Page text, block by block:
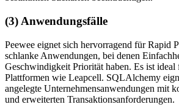
(3) Anwendungsfälle
Peewee eignet sich hervorragend für Rapid
schlanke Anwendungen, bei denen
Geschwindigkeit Priorität haben. Es ist
Plattformen wie Leapcell. SQLAlchemy
angelegte Unternehmensanwendungen mit
und erweiterten Transaktionsanforderungen.